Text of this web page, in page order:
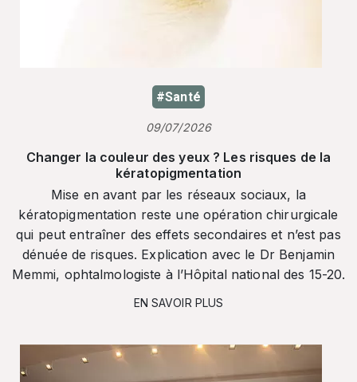
#Santé
09/07/2026
Changer la couleur des yeux ? Les risques de la
kératopigmentation
Mise en avant par les réseaux sociaux, la
kératopigmentation reste une opération chirurgicale
qui peut entraîner des effets secondaires et n’est pas
dénuée de risques. Explication avec le Dr Benjamin
Memmi, ophtalmologiste à l’Hôpital national des 15-20.
EN SAVOIR PLUS